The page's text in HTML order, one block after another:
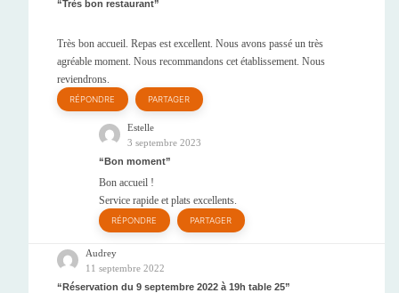
Très bon restaurant
Très bon accueil. Repas est excellent. Nous avons passé un très
agréable moment. Nous recommandons cet établissement. Nous
reviendrons.
RÉPONDRE PARTAGER
Estelle
3 septembre 2023
Bon moment
Bon accueil !
Service rapide et plats excellents.
RÉPONDRE PARTAGER
Audrey
11 septembre 2022
Réservation du 9 septembre 2022 à 19h table 25